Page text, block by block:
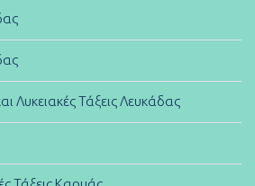
Λυκειακές Τάξεις Λευκάδας